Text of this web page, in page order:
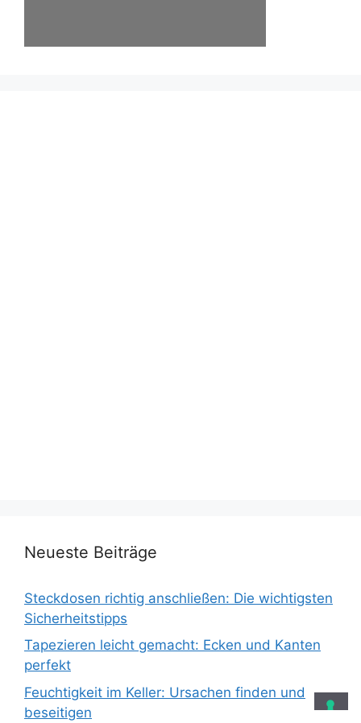
Neueste Beiträge
Steckdosen richtig anschließen: Die wichtigsten
Sicherheitstipps
Tapezieren leicht gemacht: Ecken und Kanten
perfekt
Feuchtigkeit im Keller: Ursachen finden und
beseitigen